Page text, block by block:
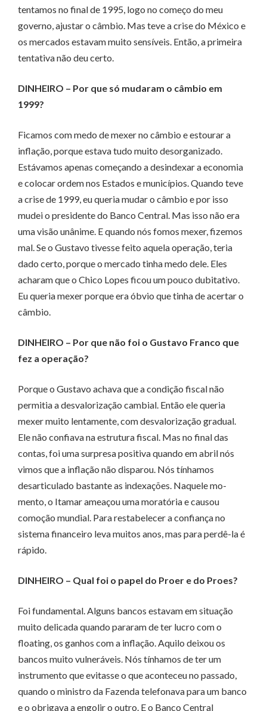
tentamos no final de 1995, logo no começo do meu
governo, ajustar o câmbio. Mas teve a crise do México e
os mercados estavam muito sensíveis. Então, a primeira
tentativa não deu certo.
DINHEIRO – Por que só mudaram o câmbio em
1999?
Ficamos com medo de mexer no câmbio e estourar a
inflação, porque estava tudo muito de­­sorganizado.
Estávamos a­­­­penas começando a desindexar a economia
e colocar ordem nos Estados e municípios. Quando teve
a crise de 1999, eu queria mudar o câmbio e por isso
mudei o presidente do Banco Central. Mas isso não era
uma visão unânime. E quando nós fomos mexer, fizemos
mal. Se o Gustavo tivesse feito aquela operação, teria
dado certo, porque o mercado tinha medo dele. Eles
acharam que o Chico Lopes ficou um pouco dubitativo.
Eu queria mexer porque era óbvio que tinha de acertar o
câmbio.
DINHEIRO – Por que não foi o Gustavo Franco que
fez a operação?
Porque o Gustavo achava que a condição fiscal não
permitia a desvalorização cambial. Então ele queria
mexer muito lentamente, com desvalorização gradual.
Ele não confiava na estrutura fiscal. Mas no final das
contas, foi uma surpresa positiva quando em abril nós
vimos que a inflação não disparou. Nós tínhamos
desarticulado bastante as indexações. Naquele mo­­
mento, o Itamar ameaçou uma moratória e causou
comoção mundial. Para restabelecer a confiança no
sistema fi­­nanceiro leva muitos anos, mas para perdê-la é
rápido.
DINHEIRO – Qual foi o papel do Proer e do Proes?
Foi fundamental. Alguns bancos estavam em situação
muito de­­licada quando pararam de ter lucro com o
floating, os ganhos com a inflação. Aquilo deixou os
bancos muito vulneráveis. Nós tínhamos de ter um
instrumento que evitasse o que aconteceu no passado,
quando o ministro da Fazenda telefonava para um banco
e o obrigava a engolir o outro. E o Banco Central